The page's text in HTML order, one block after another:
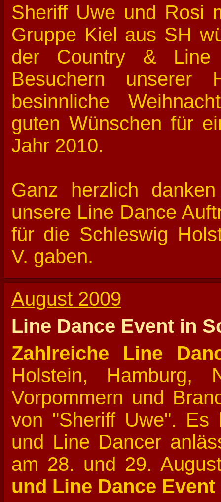
Sheriff Uwe und Rosi
Gruppe Kiel aus SH
der Country & Line
Besuchern unserer
besinnliche
guten Wünschen für
Jahr 2010.
Ganz herzlich
unsere Line Dance
für die Schleswig
V. gaben.
August 2009
Line Dance Event in
Zahlreiche Line
Holstein, Hamburg,
Vorpommern und
von "Sheriff Uwe". Es
und Line Dancer
am 28. und 29.
und Line Dance Event